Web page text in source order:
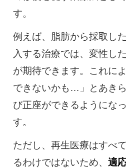
す。
例えば、脂肪から採取し
入する治療では、変性し
が期待できます。これに
できないかも…」とあき
び正座ができるようにな
す。
ただし、再生医療はすべ
るわけではないため、 適